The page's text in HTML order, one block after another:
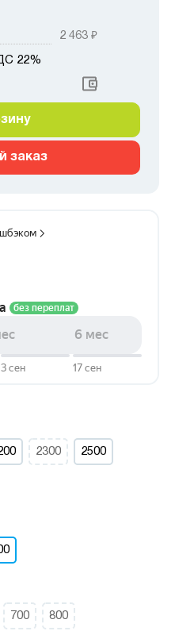
2 463 ₽
22%
заказ
2300 2500
700 800